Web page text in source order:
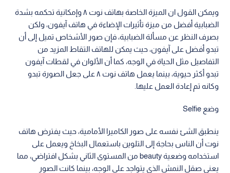
ويمكن القول ان الميزة الخاصة بهاتف نوت ٨ وإمكانية تحكمه بشدة
الضبابية أفضل من ميزة تأثيرات الإضاءة في هاتف آيفون، ولكن
بصرف النظر عن مسألة الضبابية، فإن صور الأشخاص تميل إلى أن
تبدو أفضل على آيفون، حيث يمكن للهاتف التقاط المزيد من
التفاصيل مثل الحياة في الوجه، كما أن الألوان في لقطات آيفون
تبدو أكثر حيوية، بينما يعمل هاتف نوت ٨ على جعل الصورة تبدو
وكانه تم إعادة العمل عليها.
وضع Selfie
ينطبق الشئ نفسه على صور الكاميرا الأمامية، حيث يفترض هاتف
نوت أن الناس بحاجة إلى التلوين باستعمال البخاخ ويعمل على
استخدامه وضعية beauty من المستوى الثاني بشكل افتراضي، مما
يعني صقل النمش الذي يتواجد على الوجه، بينما كانت الصور